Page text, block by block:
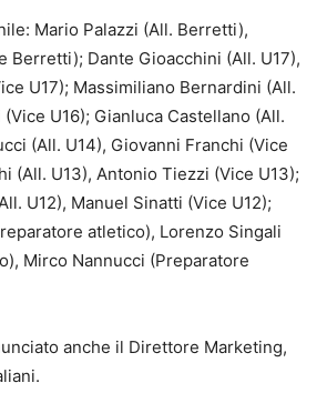
Mario Palazzi (All. Berretti),
Berretti); Dante Gioacchini (All. U17),
U17); Massimiliano Bernardini (All.
U16); Gianluca Castellano (All.
(All. U14), Giovanni Franchi (Vice
(All. U13), Antonio Tiezzi (Vice U13);
U12), Manuel Sinatti (Vice U12);
atletico), Lorenzo Singali
Mirco Nannucci (Preparatore
anche il Direttore Marketing,